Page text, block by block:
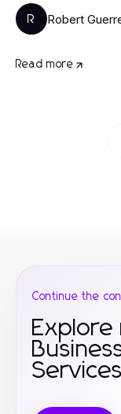
R Robert
Read more
Continue the